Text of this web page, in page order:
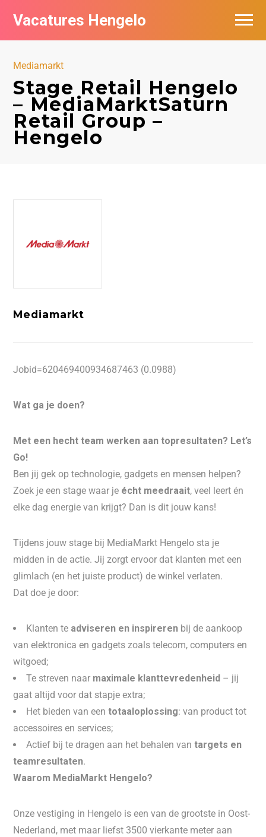
Vacatures Hengelo
Mediamarkt
Stage Retail Hengelo
– MediaMarktSaturn
Retail Group –
Hengelo
Mediamarkt
Jobid=620469400934687463 (0.0988)
Wat ga je doen?
Met een hecht team werken aan topresultaten? Let’s
Go!
Ben jij gek op technologie, gadgets en mensen helpen?
Zoek je een stage waar je écht meedraait, veel leert én
elke dag energie van krijgt? Dan is dit jouw kans!
Tijdens jouw stage bij MediaMarkt Hengelo sta je
midden in de actie. Jij zorgt ervoor dat klanten met een
glimlach (en het juiste product) de winkel verlaten.
Dat doe je door:
Klanten te adviseren en inspireren bij de aankoop
van elektronica en gadgets zoals telecom, computers en
witgoed;
Te streven naar maximale klanttevredenheid – jij
gaat altijd voor dat stapje extra;
Het bieden van eentotaaloplossing: van product tot
accessoires en services;
Actief bij te dragen aan het behalen vantargets en
teamresultaten.
Waarom MediaMarkt Hengelo?
Onze vestiging in Hengelo is een van de grootste in Oost-
Nederland, met maar liefst 3500 vierkante meter aan
Vacatures per bedrijf in Hengelo
Nieuwsbrief feed